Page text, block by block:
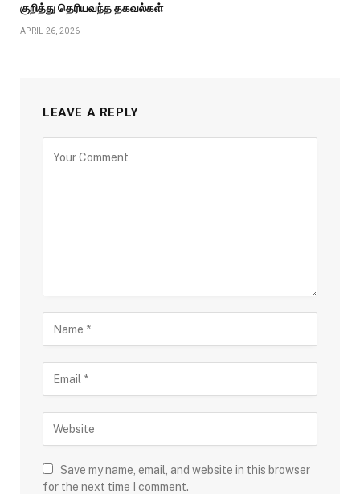
குறித்து தெரியவந்த தகவல்கள்
APRIL 26, 2026
LEAVE A REPLY
Save my name, email, and website in this browser
for the next time I comment.